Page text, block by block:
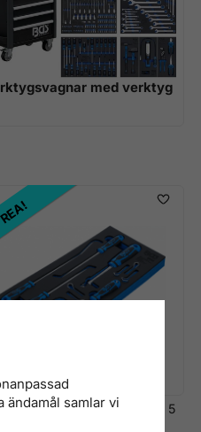
med verktyg
för vindrutor, 5
samlar vi